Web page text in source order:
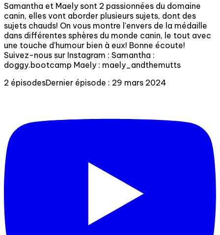
Samantha et Maely sont 2 passionnées du domaine
canin, elles vont aborder plusieurs sujets, dont des
sujets chauds! On vous montre l'envers de la médaille
dans différentes sphères du monde canin, le tout avec
une touche d'humour bien à eux! Bonne écoute!
Suivez-nous sur Instagram : Samantha :
doggy.bootcamp Maely : maely_andthemutts
2 épisodesDernier épisode : 29 mars 2024